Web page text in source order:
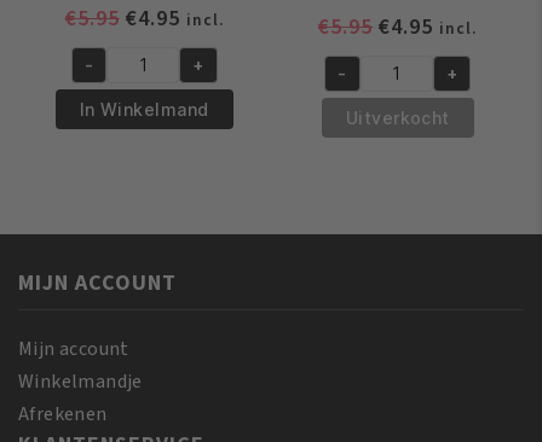
€5.95 Oorspronkelijke
was:
€5.95.
€4.95Huidige
prijs
is:
€4.95.
incl.
Africas
Best
Moisturizing
ml
- +
In Winkelmand
€5.95
was:
€5.95.
€4.95 Huidige
prijs
is:
€4.95.
incl.
African
Pride
Hair,
Skin
- +
Uitverkocht
MIJN ACCOUNT
Mijn account
Winkelmandje
Afrekenen